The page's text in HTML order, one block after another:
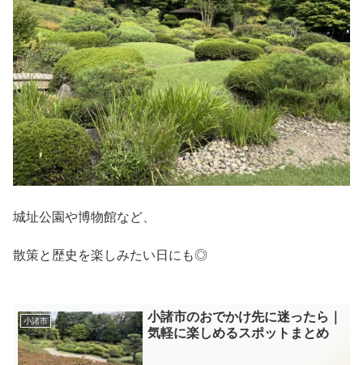
城址公園や博物館など、
散策と歴史を楽しみたい日にも◎
小諸市
小諸市のおでかけ先に迷ったら｜
気軽に楽しめるスポットまとめ